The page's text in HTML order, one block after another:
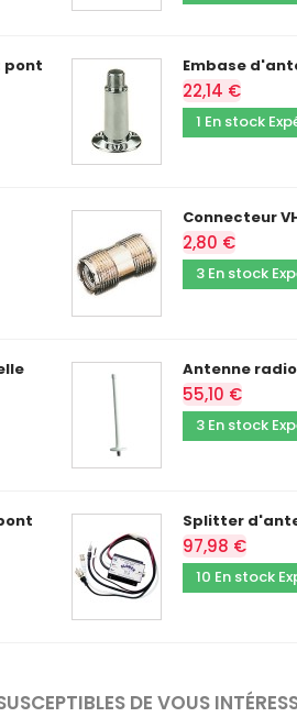
pont Embase
22,14 €
1 En stock
Connecteur
2,80 €
3 En stock
Antenne radio
55,10 €
3 En stock
Splitter
97,98 €
10 En stock
DE VOUS